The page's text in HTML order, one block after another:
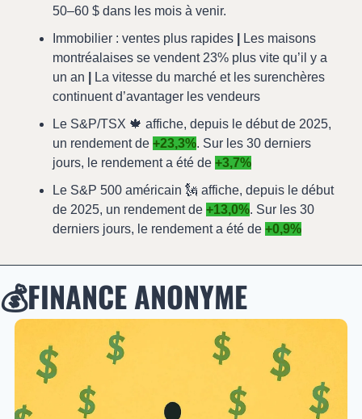
50–60 $ dans les mois à venir.
Immobilier : ventes plus rapides
Les maisons
montréalaises se vendent 23% plus vite qu’il y a
un an
La vitesse du marché et les surenchères
continuent d’avantager les vendeurs
Le S&P/TSX 🍁 affiche, depuis le début de 2025,
un rendement de +23,3%. Sur les 30 derniers
jours, le rendement a été de +3,7%
Le S&P 500 américain 🗽 affiche, depuis le début
de 2025, un rendement de +13,0%. Sur les 30
derniers jours, le rendement a été de +0,9%
💰FINANCE ANONYME